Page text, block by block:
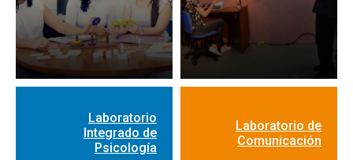
Laboratorio
Integrado de
Psicología
Laboratorio de
Comunicación